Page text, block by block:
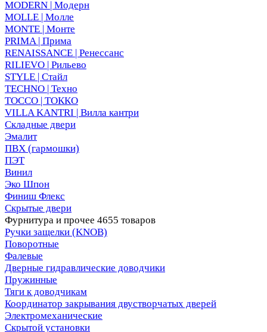
MODERN | Модерн
MOLLE | Молле
MONTE | Монте
PRIMA | Прима
RENAISSANCE | Ренессанс
RILIEVO | Рильево
STYLE | Стайл
TECHNO | Техно
TOCCO | ТОККО
VILLA KANTRI | Вилла кантри
Складные двери
Эмалит
ПВХ (гармошки)
ПЭТ
Винил
Эко Шпон
Финиш Флекс
Скрытые двери
Фурнитура и прочее 4655 товаров
Ручки защелки (KNOB)
Поворотные
Фалевые
Дверные гидравлические доводчики
Пружинные
Тяги к доводчикам
Координатор закрывания двустворчатых дверей
Электромеханические
Скрытой установки